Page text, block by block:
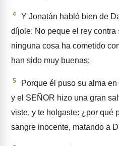
4
Y Jonatán habló bien de
díjole: No peque el rey
ninguna cosa ha cometido
han sido muy buenas;
5
Porque él puso su alma
y el SEÑOR hizo una gran
viste, y te hol­gaste: ¿por qué
sangre inocente, matan­do a